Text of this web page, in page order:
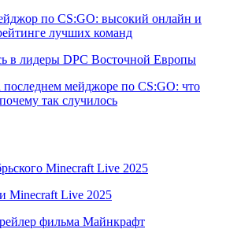
по CS:GO: высокий онлайн и
лучших команд
в лидеры DPC Восточной Европы
мейджоре по CS:GO: что
так случилось
Minecraft Live 2025
Minecraft Live 2025
фильма Майнкрафт